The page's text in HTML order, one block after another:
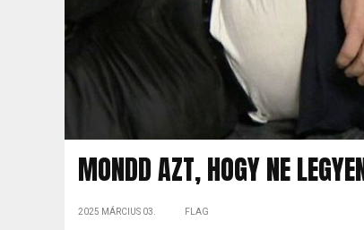
MONDD AZT, HOGY NE
2025 MÁRCIUS 03. FLAG